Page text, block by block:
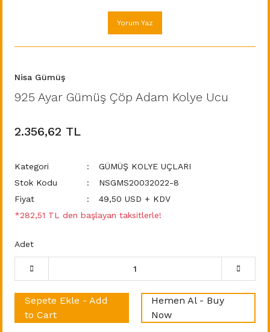
Yorum Yaz
Nisa Gümüş
925 Ayar Gümüş Çöp Adam Kolye Ucu
2.356,62 TL
Kategori
GÜMÜŞ KOLYE UÇLARI
Stok Kodu
NSGMS20032022-8
Fiyat
49,50 USD + KDV
*282,51 TL den başlayan taksitlerle!
Adet
Sepete Ekle - Add
to Cart
Hemen Al - Buy
Now